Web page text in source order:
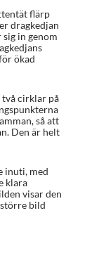
flärp
dragkedjan
in genom
ökad
cirklar på
så att
Den är helt
inuti, med
klara
visar den
bild